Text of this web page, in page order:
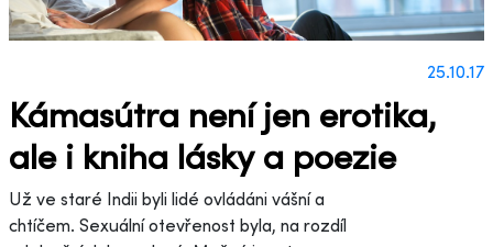
25.10.17
Kámasútra není jen erotika,
ale i kniha lásky a poezie
Už ve staré Indii byli lidé ovládáni vášní a
chtíčem. Sexuální otevřenost byla, na rozdíl